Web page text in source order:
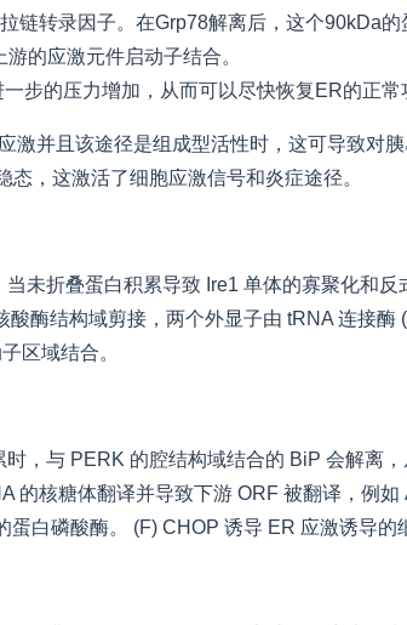
链转录因子。在Grp78解离后，这个90kDa
的应激元件启动子结合。
步的压力增加，从而可以尽快恢复ER的正常
并且该途径是组成型活性时，这可导致对
，这激活了细胞应激信号和炎症途径。
未折叠蛋白积累导致 Ire1 单体的寡聚化和
酶结构域剪接，两个外显子由 tRNA 连接
区域结合。
，与 PERK 的腔结构域结合的 BiP 会解离
的核糖体翻译并导致下游 ORF 被翻译，例
白磷酸酶。 (F) CHOP 诱导 ER 应激诱导的